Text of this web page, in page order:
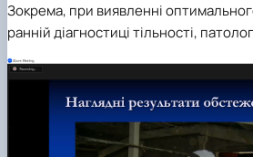
Зокрема, при виявленні
ранній діагностиці тільності,